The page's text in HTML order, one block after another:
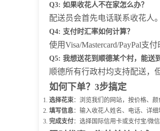
Q3: 如果收花人不在家怎么办？
配送员会首先电话联系收花人
Q4: 支付时汇率如何计算？
使用Visa/Mastercard/PayPal
Q5: 我想送花到顺德某个村，能送
顺德所有行政村均支持配送，
如何下单？3步搞定
选择花束：浏览我们的网站，按价格、颜
填写信息：输入收花人姓名、电话、详
完成支付：选择国际信用卡或支付宝/微